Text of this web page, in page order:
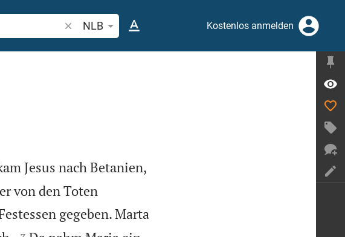
Bibelstelle oder Begriff suchen
NLB Kostenlos anmelden
Jesus nach Betanien,
von den Toten
gegeben. Marta